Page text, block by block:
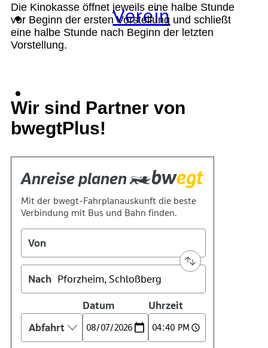
Verein
Menü
Die Kinokasse öffnet jeweils eine halbe Stunde
vor Beginn der ersten Vorstellung und schließt
eine halbe Stunde nach Beginn der letzten
Vorstellung.
Wir sind Partner von
bwegtPlus!